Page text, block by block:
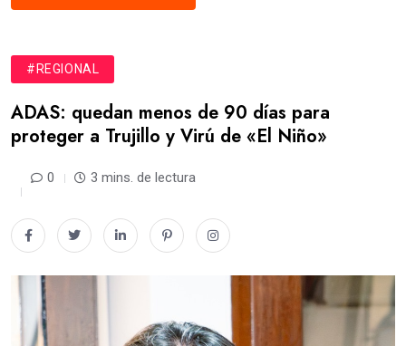
#REGIONAL
ADAS: quedan menos de 90 días para
proteger a Trujillo y Virú de «El Niño»
0 3 mins. de lectura